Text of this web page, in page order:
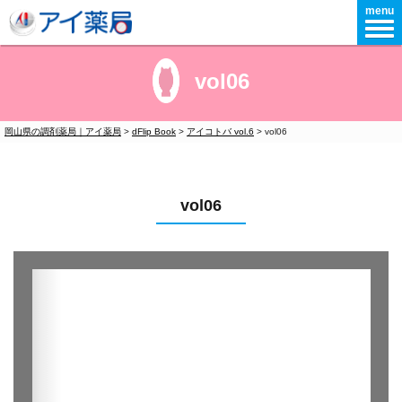
menu
vol06
岡山県の調剤薬局｜アイ薬局 > dFlip Book > アイコトバ vol.6 > vol06
vol06